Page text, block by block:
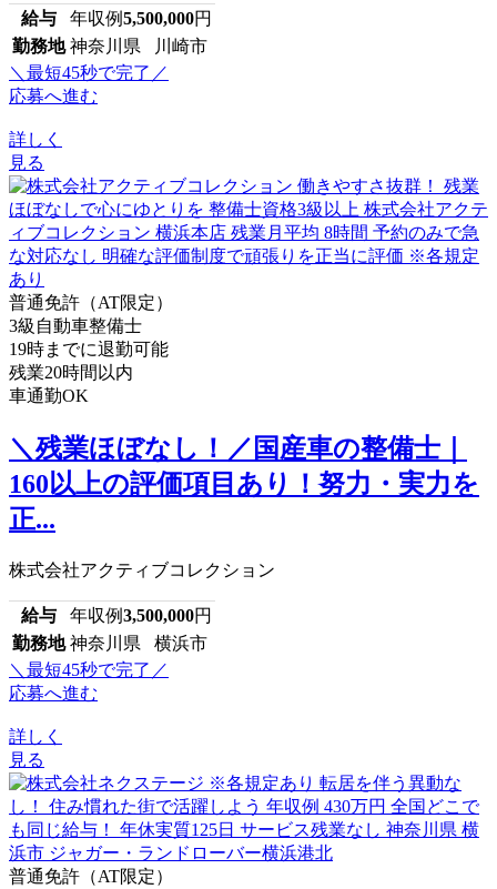
給与 年収例5,500,000円
勤務地 神奈川県 川崎市
＼最短45秒で完了／
応募へ進む
詳しく
見る
普通免許（AT限定）
3級自動車整備士
19時までに退勤可能
残業20時間以内
車通勤OK
＼残業ほぼなし！／国産車の整備士｜
160以上の評価項目あり！努力・実力を
正...
株式会社アクティブコレクション
給与 年収例3,500,000円
勤務地 神奈川県 横浜市
＼最短45秒で完了／
応募へ進む
詳しく
見る
普通免許（AT限定）